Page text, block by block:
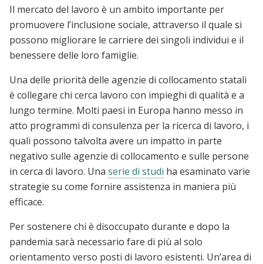
Il mercato del lavoro è un ambito importante per
promuovere l’inclusione sociale, attraverso il quale si
possono migliorare le carriere dei singoli individui e il
benessere delle loro famiglie.
Una delle priorità delle agenzie di collocamento statali
è collegare chi cerca lavoro con impieghi di qualità e a
lungo termine. Molti paesi in Europa hanno messo in
atto programmi di consulenza per la ricerca di lavoro, i
quali possono talvolta avere un impatto in parte
negativo sulle agenzie di collocamento e sulle persone
in cerca di lavoro. Una serie di studi ha esaminato varie
strategie su come fornire assistenza in maniera più
efficace.
Per sostenere chi è disoccupato durante e dopo la
pandemia sarà necessario fare di più al solo
orientamento verso posti di lavoro esistenti. Un’area di